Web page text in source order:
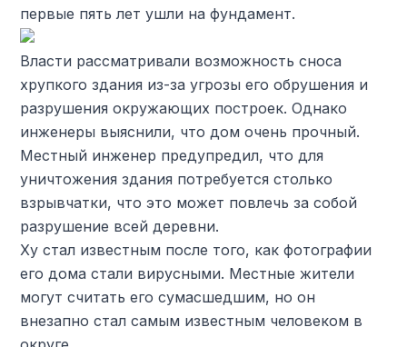
первые пять лет ушли на фундамент.
Власти рассматривали возможность сноса
хрупкого здания из-за угрозы его обрушения и
разрушения окружающих построек. Однако
инженеры выяснили, что дом очень прочный.
Местный инженер предупредил, что для
уничтожения здания потребуется столько
взрывчатки, что это может повлечь за собой
разрушение всей деревни.
Ху стал известным после того, как фотографии
его дома стали вирусными. Местные жители
могут считать его сумасшедшим, но он
внезапно стал самым известным человеком в